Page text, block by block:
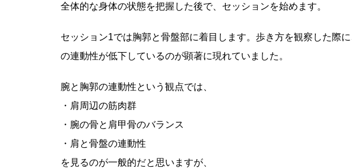
全体的な身体の状態を把握した後で、セッションを始めます。
セッション1では胸郭と骨盤部に着目します。歩き方を観察した際
の連動性が低下しているのが顕著に現れていました。
腕と胸郭の連動性という観点では、
・肩周辺の筋肉群
・腕の骨と肩甲骨のバランス
・肩と骨盤の連動性
を見るのが一般的だと思いますが、